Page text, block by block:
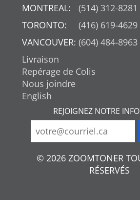
MONTREAL:
(514) 312-8281
TORONTO:
(416) 619-4629
VANCOUVER: (604) 484-8963
Livraison
Repérage de Colis
Nous joindre
English
REJOIGNEZ NOTRE
© 2026 ZOOMTONER
RÉSERVÉS